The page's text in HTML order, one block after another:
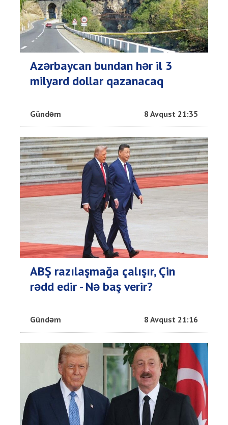
Azərbaycan bundan hər il 3
milyard dollar qazanacaq
Gündəm 8 Avqust 21:35
ABŞ razılaşmağa çalışır, Çin
rədd edir - Nə baş verir?
Gündəm 8 Avqust 21:16